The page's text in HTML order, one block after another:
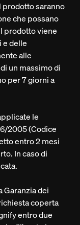
prodotto saranno
che possano
prodotto viene
e delle
alle
un massimo di
per 7 giorni a
le
2005 (Codice
entro 2 mesi
In caso di
Garanzia dei
coperta
entro due